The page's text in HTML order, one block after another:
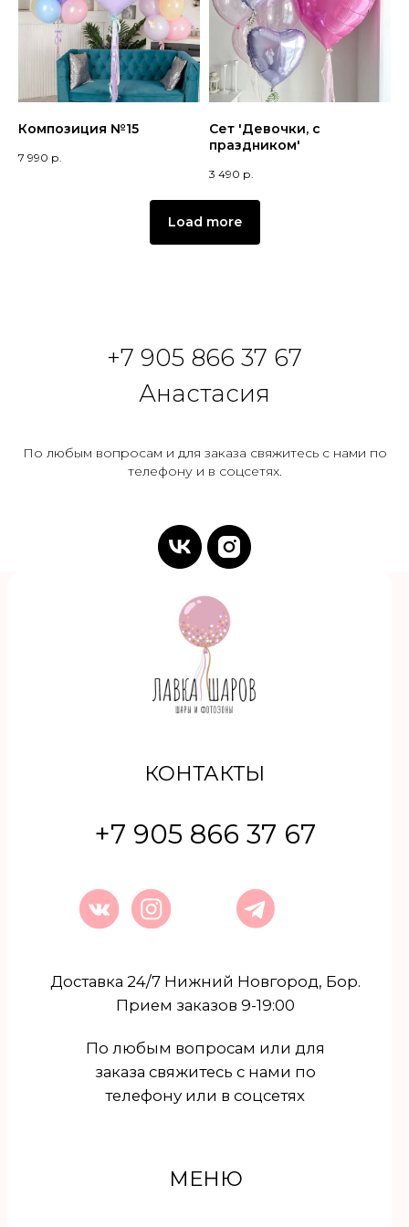
Композиция №15
7 990 р.
Сет 'Девочки, с
праздником'
3 490 р.
Load more
+7 905 866 37 67
Анастасия
По любым вопросам и для заказа свяжитесь с нами по
телефону и в соцсетях.